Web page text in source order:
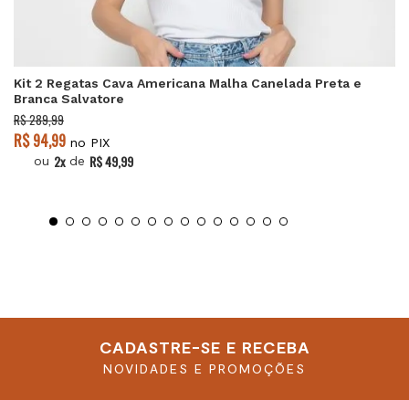
Kit 2 Regatas Cava Americana Malha Canelada Preta e
Branca Salvatore
R$ 289,99
R$ 94,99 no PIX
ou 2x de R$ 49,99
CADASTRE-SE E RECEBA
NOVIDADES E PROMOÇÕES